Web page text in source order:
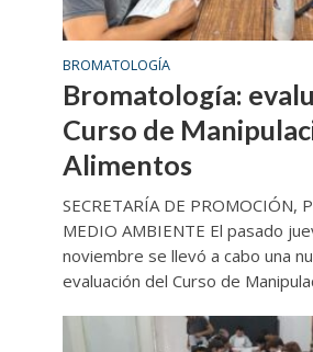
BROMATOLOGÍA
Bromatología:
Curso de
Alimentos
SECRETARÍA DE PROMOCIÓN,
MEDIO AMBIENTE El pasado
noviembre se llevó a cabo una
evaluación del Curso de